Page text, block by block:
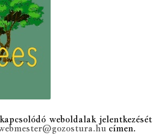
weboldalak jelentkezését
címen.